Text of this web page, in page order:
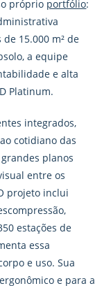
próprio portfólio:
de 15.000 m² de
a equipe
e alta
Platinum.
integrados,
cotidiano das
planos
entre os
projeto inclui
estações de
essa
e uso. Sua
e para a